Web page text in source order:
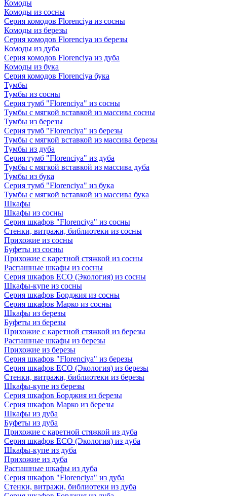
Комоды
Комоды из сосны
Серия комодов Florenciya из сосны
Комоды из березы
Серия комодов Florenciya из березы
Комоды из дуба
Серия комодов Florenciya из дуба
Комоды из бука
Серия комодов Florenciya бука
Тумбы
Тумбы из сосны
Серия тумб "Florenciya" из сосны
Тумбы с мягкой вставкой из массива сосны
Тумбы из березы
Серия тумб "Florenciya" из березы
Тумбы с мягкой вставкой из массива березы
Тумбы из дуба
Серия тумб "Florenciya" из дуба
Тумбы с мягкой вставкой из массива дуба
Тумбы из бука
Серия тумб "Florenciya" из бука
Тумбы с мягкой вставкой из массива бука
Шкафы
Шкафы из сосны
Серия шкафов "Florenciya" из сосны
Стенки, витражи, библиотеки из сосны
Прихожие из сосны
Буфеты из сосны
Прихожие с каретной стяжкой из сосны
Распашные шкафы из сосны
Серия шкафов ECO (Экология) из сосны
Шкафы-купе из сосны
Серия шкафов Борджия из сосны
Серия шкафов Марко из сосны
Шкафы из березы
Буфеты из березы
Прихожие с каретной стяжкой из березы
Распашные шкафы из березы
Прихожие из березы
Серия шкафов "Florenciya" из березы
Серия шкафов ECO (Экология) из березы
Стенки, витражи, библиотеки из березы
Шкафы-купе из березы
Серия шкафов Борджия из березы
Серия шкафов Марко из березы
Шкафы из дуба
Буфеты из дуба
Прихожие с каретной стяжкой из дуба
Серия шкафов ECO (Экология) из дуба
Шкафы-купе из дуба
Прихожие из дуба
Распашные шкафы из дуба
Серия шкафов "Florenciya" из дуба
Стенки, витражи, библиотеки из дуба